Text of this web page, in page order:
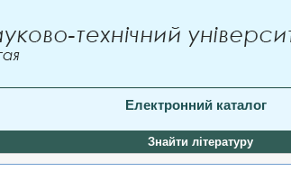
Електронний каталог
Знайти літературу